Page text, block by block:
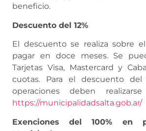
beneficio.
Descuento del 12%
El descuento se realiza sobre
pagar en doce meses. Se
Tarjetas Visa, Mastercard y
cuotas. Para el descuento del
operaciones deben
https://municipalidadsalta.gob.ar/
Exenciones del 100% en